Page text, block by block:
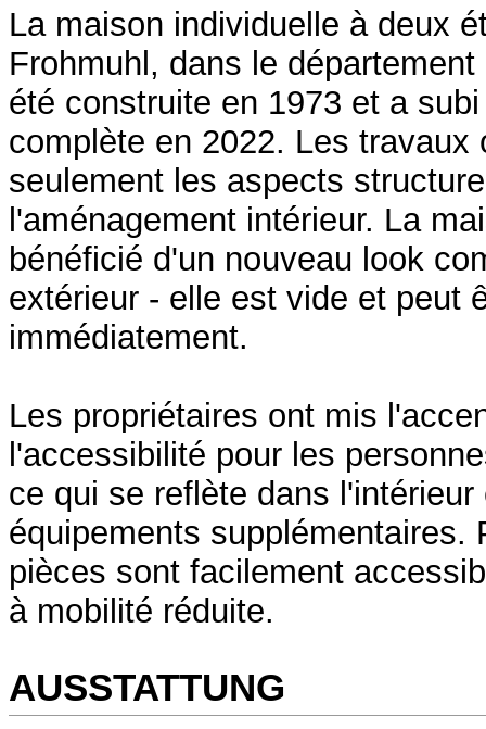
La maison individuelle à deux
Frohmuhl, dans le
été construite en 1973 et a
complète en 2022. Les travaux
seulement les aspects
l'aménagement intérieur. La
bénéficié d'un nouveau look
extérieur - elle est vide et peut
immédiatement.
Les propriétaires ont mis
l'accessibilité pour les
ce qui se reflète dans
équipements supplémentaires.
pièces sont facilement
à mobilité réduite.
AUSSTATTUNG